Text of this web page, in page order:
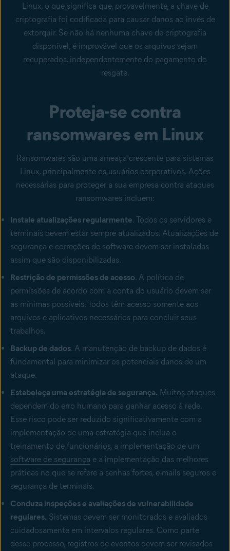
Linux, o que significa que, provavelmente, a chave de
criptografia foi codificada para causar danos ao invés de
extorquir. Se não há nenhuma chave de criptografia
disponível, é improvável que os arquivos sejam
recuperados, independentemente do pagamento do
resgate.
Proteja-se contra
ransomwares em Linux
Ransomwares são uma ameaça crescente para sistemas
Linux, principalmente os usuários corporativos. Ações
necessárias para proteger a sua empresa contra ataques
ransomwares incluem:
Instale atualizações regularmente. Todos os servidores e
terminais devem estar sempre atualizados. Atualizações de
segurança e correções de software devem ser instaladas
assim que são disponibilizadas.
Restrição de permissões de acesso. A política de
permissões de acordo com a conta do usuário devem ser
as mínimas possíveis. Todos têm acesso somente aos
arquivos e aplicativos necessários para concluir seus
trabalhos.
Backup de dados. A manutenção de backup de dados é
fundamental para minimizar os potenciais danos de um
ataque.
Estabeleça uma estratégia de segurança. Muitos ataques
dependem do erro humano para ganhar acesso à rede.
Esse risco pode ser reduzido significativamente com a
implementação de uma estratégia que inclua o
treinamento de funcionários, a implementação de um
software de segurança e a implementação das melhores
práticas no que se refere a senhas fortes, e-mails seguros e
segurança de terminais.
Conduza inspeções e avaliações de vulnerabilidade
regulares. Sistemas devem ser monitorados e avaliados
cuidadosamente em intervalos regulares. Como parte
desse processo, registros de eventos devem ser revisados